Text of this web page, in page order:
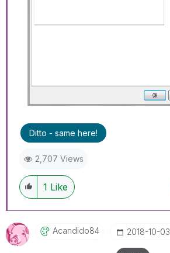
Ditto - same here!
2,707 Views
1 Like
Acandido84 ‎2018-10-03